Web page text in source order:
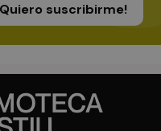
suscribirme!